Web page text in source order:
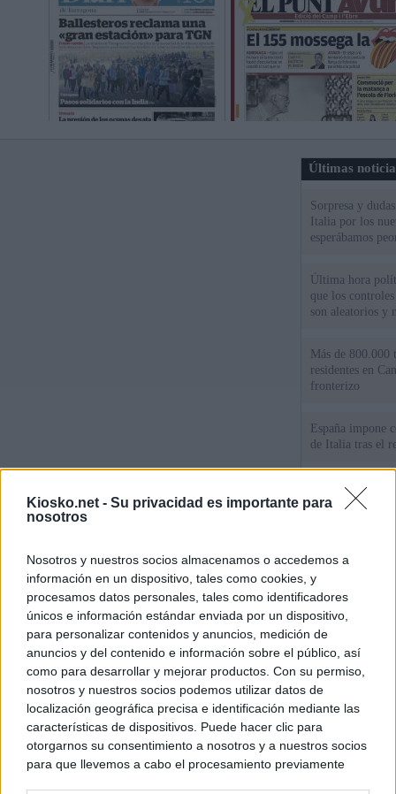
Kiosko.net - Su privacidad es importante para
nosotros
Nosotros y nuestros socios almacenamos o accedemos a
información en un dispositivo, tales como cookies, y
procesamos datos personales, tales como identificadores
únicos e información estándar enviada por un dispositivo,
para personalizar contenidos y anuncios, medición de
anuncios y del contenido e información sobre el público, así
como para desarrollar y mejorar productos. Con su permiso,
nosotros y nuestros socios podemos utilizar datos de
localización geográfica precisa e identificación mediante las
características de dispositivos. Puede hacer clic para
otorgarnos su consentimiento a nosotros y a nuestros socios
para que llevemos a cabo el procesamiento previamente
Últimas
Sorpresa y
Italia por los
esperábamos
Última hora
que los
son aleatorios y
Más de 800.000
residentes en
fronterizo
España impone
de Italia tras el
Qué hay detrás
España por la
personas se
algo"
© Kiosko.net Aviso Legal Privacidad y Cookies